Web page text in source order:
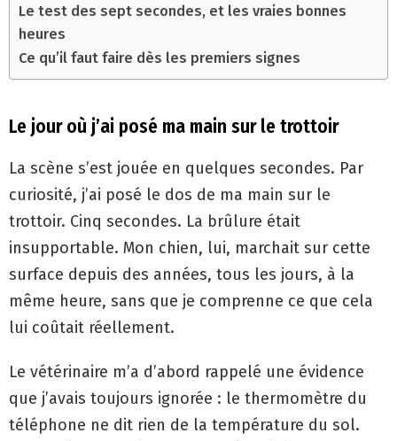
Le test des sept secondes, et les vraies bonnes
heures
Ce qu’il faut faire dès les premiers signes
Le jour où j’ai posé ma main sur le trottoir
La scène s’est jouée en quelques secondes. Par
curiosité, j’ai posé le dos de ma main sur le
trottoir. Cinq secondes. La brûlure était
insupportable. Mon chien, lui, marchait sur cette
surface depuis des années, tous les jours, à la
même heure, sans que je comprenne ce que cela
lui coûtait réellement.
Le vétérinaire m’a d’abord rappelé une évidence
que j’avais toujours ignorée : le thermomètre du
téléphone ne dit rien de la température du sol.